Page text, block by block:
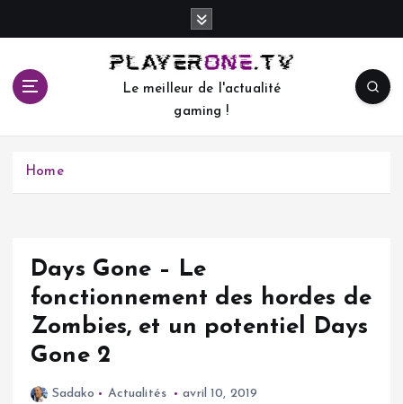
c
Le meilleur de l'actualité
gaming !
Home
Days Gone – Le
fonctionnement des hordes de
Zombies, et un potentiel Days
Gone 2
Sadako Actualités avril 10, 2019